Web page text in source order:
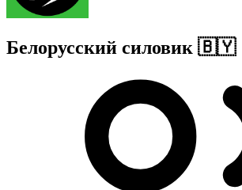
Белорусский силовик 🇧🇾